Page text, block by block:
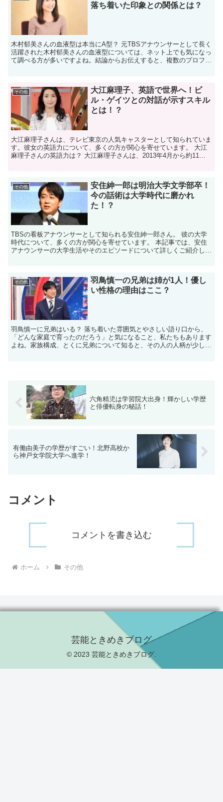
落ち着いた印象との関係とは？
木村郁美さんの血液型は本当にA型？ 元TBSアナウンサーとして長く
活躍された木村郁美さんの血液型については、ネット上でも気になっ
て調べる方が多いですよね。結論からお伝えすると、複数のプロフィ
その他
大江麻理子、英語で世界へ！ビ
ル・ゲイツとの対話が示すスキル
とは！？
大江麻理子さんは、テレビ東京の人気キャスターとして知られていま
す。彼女の英語力について、多くの方が関心を寄せています。 大江
麻理子さんの英語力は？ 大江麻理子さんは、2013年4月から約11ヶ
その他
安住紳一郎は明治大学文学部卒！
今の話術は大学時代に磨かれ
た！？
​TBSの看板アナウンサーとして知られる安住紳一郎さん。​ 彼の大学
時代について、多くの方が関心を寄せています。​ 本記事では、安住
アナウンサーの大学生活やそのエピソードについて詳しくご紹介しま
その他
羽鳥慎一の兄弟は姉が1人！優し
い性格の理由はここ？
羽鳥慎一に兄弟はいる？ 落ち着いた雰囲気とやさしい語り口から、
「どんな家庭で育ったのだろう」と気になること、私たちもあります
よね。家族構成、とくに兄弟について知ると、その人の人柄が少し見
六角精児は学習院大出身！輝かしい学歴
と俳優転身の秘話！
有働由美子の学歴がすごい！北野高校か
ら神戸女学院大学へ進学！
コメント
コメントを書き込む
ホーム その他
芸能ときめきブログ
© 2023 芸能ときめきブログ.